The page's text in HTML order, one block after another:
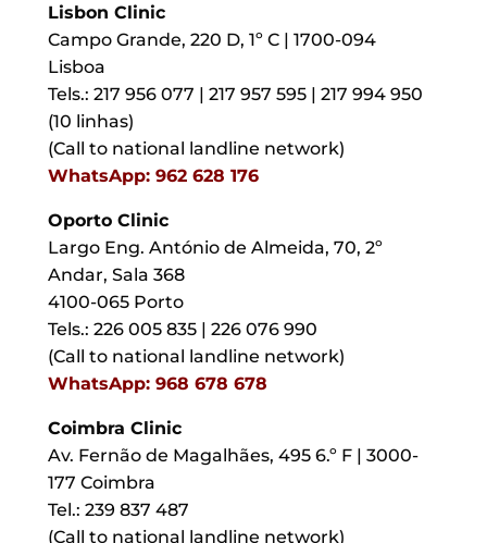
Lisbon Clinic
Campo Grande, 220 D, 1º C | 1700-094
Lisboa
Tels.: 217 956 077 | 217 957 595 | 217 994 950
(10 linhas)
(Call to national landline network)
WhatsApp: 962 628 176
Oporto Clinic
Largo Eng. António de Almeida, 70, 2º
Andar, Sala 368
4100-065 Porto
Tels.: 226 005 835 | 226 076 990
(Call to national landline network)
WhatsApp: 968 678 678
Coimbra Clinic
Av. Fernão de Magalhães, 495 6.º F | 3000-
177 Coimbra
Tel.: 239 837 487
(Call to national landline network)